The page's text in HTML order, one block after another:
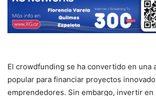
El crowdfunding se ha convertido en una
popular para financiar proyectos
emprendedores. Sin embargo, invertir en